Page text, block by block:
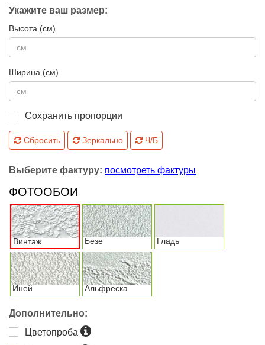
Укажите ваш размер:
Высота (см)
Ширина (см)
Сохранить пропорции
Сбросить Зеркально Ч/Б
Выберите фактуру: посмотреть фактуры
ФОТООБОИ
Винтаж Безе Гладь
Иней Альфреска
Дополнительно:
Цветопроба